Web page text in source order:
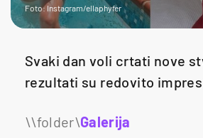
Foto: Instagram/ellaphyfer
Svaki dan voli crtati nove
rezultati su redovito
Galerija